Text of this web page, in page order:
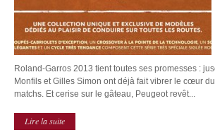
Roland-Garros 2013 tient toutes ses promesses :
Monfils et Gilles Simon ont déjà fait vibrer le cœur
matchs. Et cerise sur le gâteau, Peugeot revêt...
Lire la suite